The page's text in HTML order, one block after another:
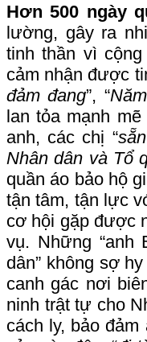
Hơn 500 ngày
lường, gây ra
tinh thần vì
cảm nhận được
đảm đang”, “
lan tỏa mạnh
anh, các chị “
Nhân dân và Tổ
quần áo bảo hộ
tận tâm, tận lực
cơ hội gặp được
vụ. Những “anh
dân” không sợ
canh gác nơi
ninh trật tự cho
cách ly, bảo